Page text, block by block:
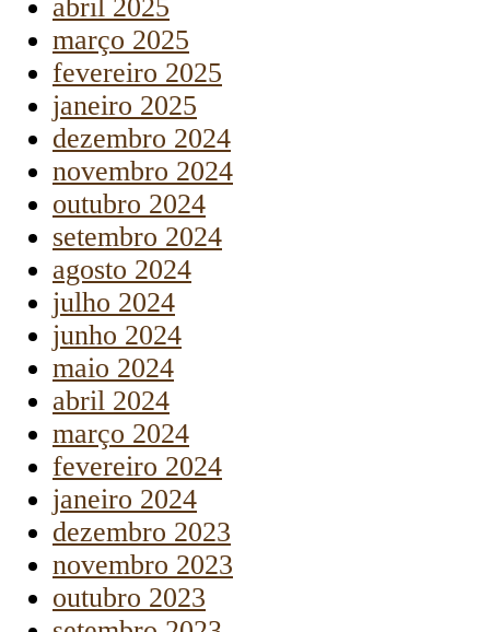
abril 2025
março 2025
fevereiro 2025
janeiro 2025
dezembro 2024
novembro 2024
outubro 2024
setembro 2024
agosto 2024
julho 2024
junho 2024
maio 2024
abril 2024
março 2024
fevereiro 2024
janeiro 2024
dezembro 2023
novembro 2023
outubro 2023